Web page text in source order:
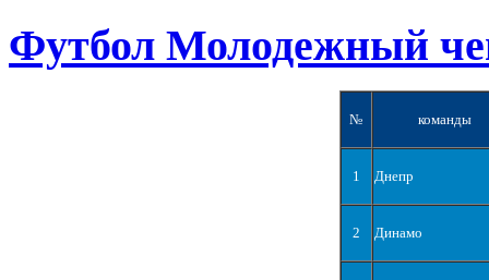
Футбол Молодежный
№ команды
1 Днепр
2 Динамо